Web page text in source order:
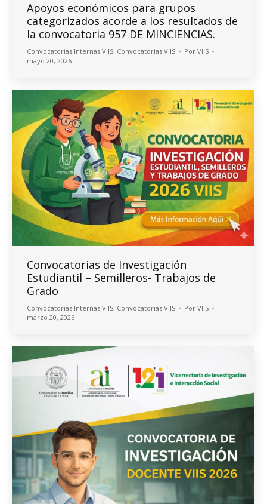
Apoyos económicos para grupos
categorizados acorde a los resultados de
la convocatoria 957 DE MINCIENCIAS.
Convocatorias Internas VIIS, Convocatorias VIIS Por VIIS
mayo 20, 2026
Convocatorias de Investigación
Estudiantil – Semilleros- Trabajos de
Grado
Convocatorias Internas VIIS, Convocatorias VIIS Por VIIS
marzo 20, 2026